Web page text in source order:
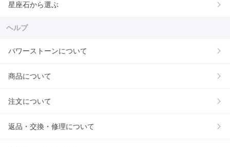
星座石から選ぶ
ヘルプ
パワーストーンについて
商品について
注文について
返品・交換・修理について